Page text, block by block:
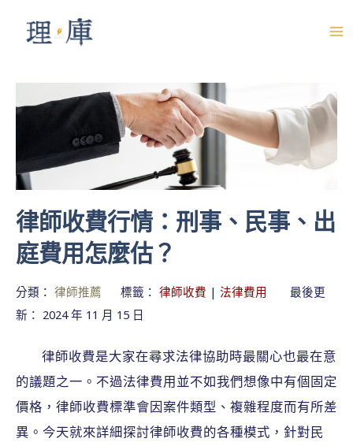
I
N
M
N
律師收費行情：刑事、民事、出
庭費用怎麼估？
分類： 律師推薦 標籤： 律師收費 | 法律費用
最後更
新： 2024 年 11 月 15 日
律師收費是大家在尋求法律協助時最關心也最在意
的議題之一。不過法律費用並不如我們想像中有個固定
價格，律師收費標準會因案件類型、複雜程度而有所差
異。今天就來詳細探討律師收費的各種模式，針對民